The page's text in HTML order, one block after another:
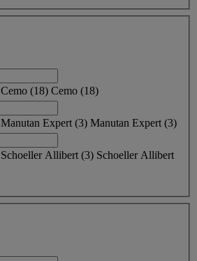
Cemo (18) Cemo (18)
Manutan Expert (3) Manutan Expert (3)
Schoeller Allibert (3) Schoeller Allibert